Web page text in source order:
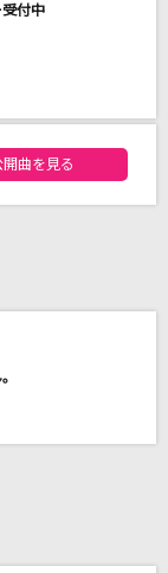
付中
ング
曲を見る